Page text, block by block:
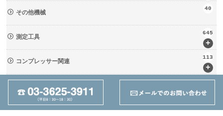
その他機械
40
+
測定工具
645
+
コンプレッサー関連
113
+
輸送・荷役機械 (ﾘﾌﾀｰ・台車)
133
周辺工具(定盤・バイス)
237